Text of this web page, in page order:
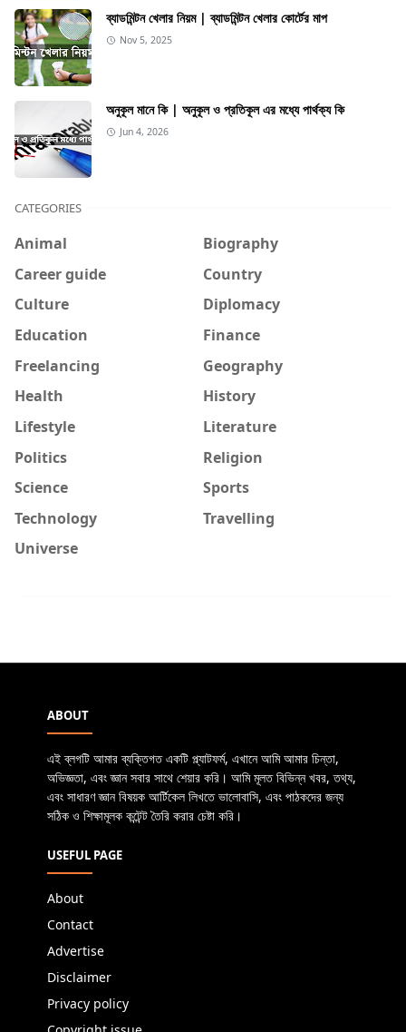
ব্যাডমিন্টন খেলার নিয়ম | ব্যাডমিন্টন খেলার কোর্টের মাপ
Nov 5, 2025
অনুকূল মানে কি | অনুকূল ও প্রতিকূল এর মধ্যে পার্থক্য কি
Jun 4, 2026
CATEGORIES
Animal
Biography
Career guide
Country
Culture
Diplomacy
Education
Finance
Freelancing
Geography
Health
History
Lifestyle
Literature
Politics
Religion
Science
Sports
Technology
Travelling
Universe
ABOUT
এই ব্লগটি আমার ব্যক্তিগত একটি প্ল্যাটফর্ম, এখানে আমি আমার চিন্তা,
অভিজ্ঞতা, এবং জ্ঞান সবার সাথে শেয়ার করি। আমি মূলত বিভিন্ন খবর, তথ্য,
এবং সাধারণ জ্ঞান বিষয়ক আর্টিকেল লিখতে ভালোবাসি, এবং পাঠকদের জন্য
সঠিক ও শিক্ষামূলক কন্টেন্ট তৈরি করার চেষ্টা করি।
USEFUL PAGE
About
Contact
Advertise
Disclaimer
Privacy policy